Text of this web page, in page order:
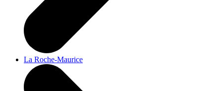
La Roche-Maurice